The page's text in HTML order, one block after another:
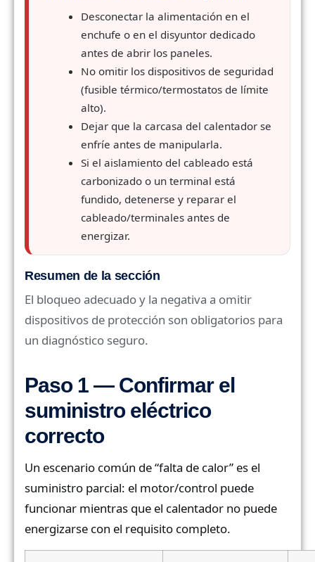
Desconectar la alimentación en el
enchufe o en el disyuntor dedicado
antes de abrir los paneles.
No omitir los dispositivos de seguridad
(fusible térmico/termostatos de límite
alto).
Dejar que la carcasa del calentador se
enfríe antes de manipularla.
Si el aislamiento del cableado está
carbonizado o un terminal está
fundido, detenerse y reparar el
cableado/terminales antes de
energizar.
Resumen de la sección
El bloqueo adecuado y la negativa a omitir
dispositivos de protección son obligatorios para
un diagnóstico seguro.
Paso 1 — Confirmar el
suministro eléctrico
correcto
Un escenario común de “falta de calor” es el
suministro parcial: el motor/control puede
funcionar mientras que el calentador no puede
energizarse con el requisito completo.